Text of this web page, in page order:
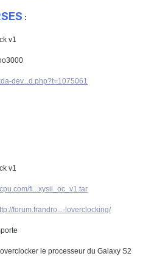
:
v1
dev...d.php?t=1075061
v1
fi...xysii_oc_v1.tar
forum.frandro...-loverclocking/
le processeur du Galaxy S2